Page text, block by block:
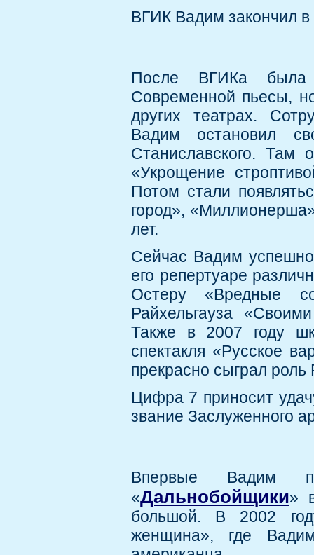
ВГИК Вадим закончил в
После ВГИКа была
Современной пьесы,
других театрах.
Вадим остановил
Станиславского. Там
«Укрощение
Потом стали
город»,
лет.
Сейчас Вадим
его репертуаре
Остеру «Вредные
Райхельгауза
Также в 2007 году
спектакля «Русское
прекрасно сыграл роль
Цифра 7 приносит
звание Заслуженного
Впервые Вадим
«Дальнобойщики»
большой. В 2002
женщина», где